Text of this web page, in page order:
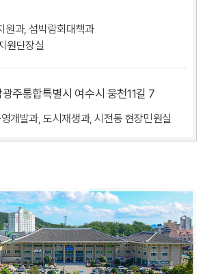
원과, 섬박람회대책과
원단장실
주통합특별시 여수시 웅천11길 7
개발과, 도시재생과, 시전동 현장민원실